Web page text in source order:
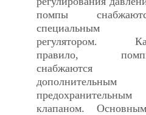
помпы
специальным
регулятором.
правило,
снабжаются
дополнительным
предохранительным
клапаном.